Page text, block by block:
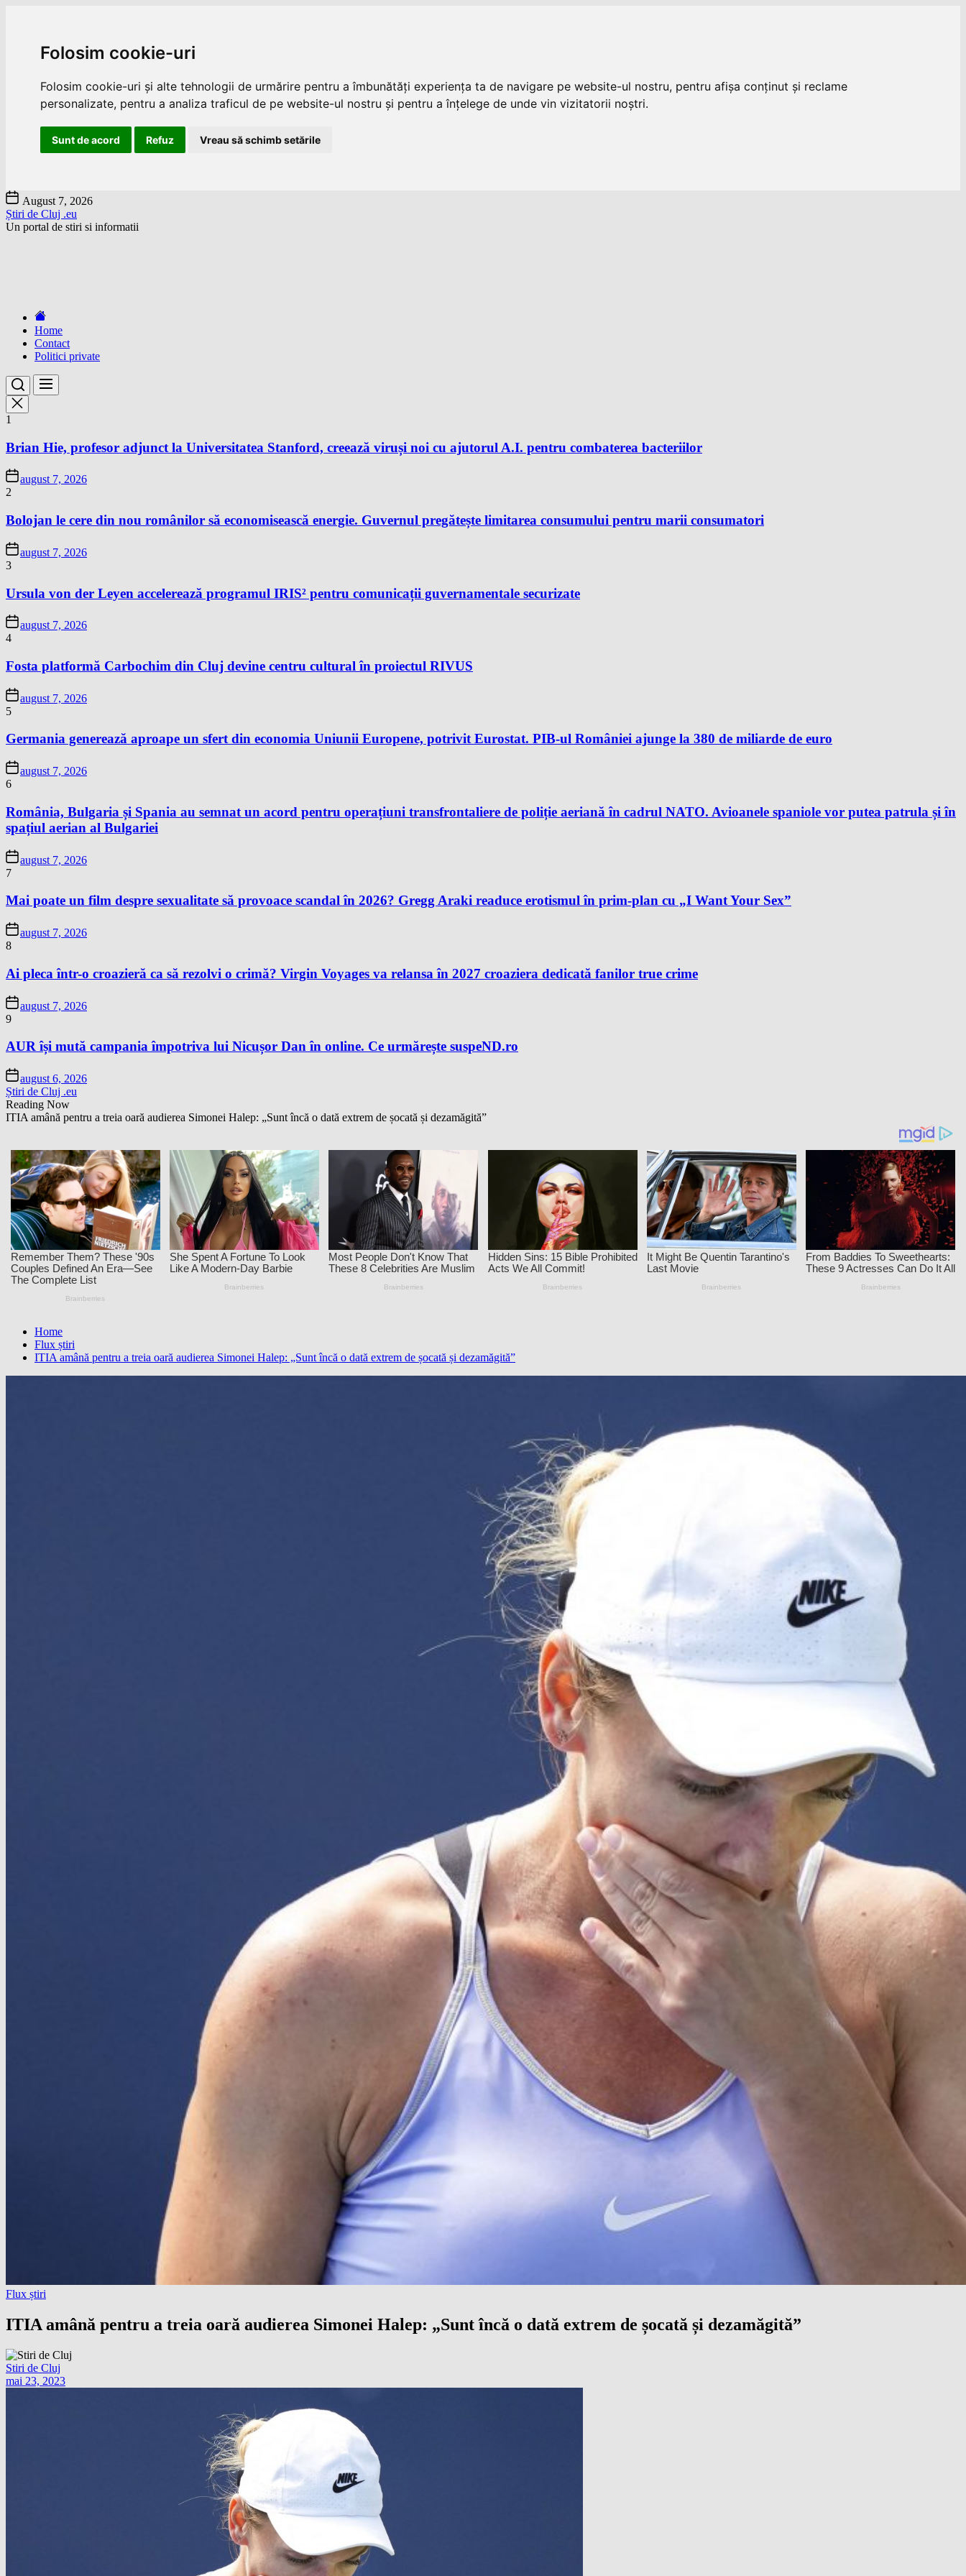
Folosim cookie-uri
Folosim cookie-uri și alte tehnologii de urmărire pentru a îmbunătăți experiența ta de navigare pe website-ul nostru, pentru afișa conținut și reclame
personalizate, pentru a analiza traficul de pe website-ul nostru și pentru a înțelege de unde vin vizitatorii noștri.
Sunt de acord Refuz Vreau să schimb setările
Skip
to
the
content
August 7, 2026
Știri de Cluj .eu
Un portal de stiri si informatii
Home
Contact
Politici private
1
Brian Hie, profesor adjunct la Universitatea Stanford, creează viruși noi cu ajutorul A.I. pentru combaterea bacteriilor
august 7, 2026
2
Bolojan le cere din nou românilor să economisească energie. Guvernul pregătește limitarea consumului pentru marii consumatori
august 7, 2026
3
Ursula von der Leyen accelerează programul IRIS² pentru comunicații guvernamentale securizate
august 7, 2026
4
Fosta platformă Carbochim din Cluj devine centru cultural în proiectul RIVUS
august 7, 2026
5
Germania generează aproape un sfert din economia Uniunii Europene, potrivit Eurostat. PIB-ul României ajunge la 380 de miliarde de euro
august 7, 2026
6
România, Bulgaria și Spania au semnat un acord pentru operațiuni transfrontaliere de poliție aeriană în cadrul NATO. Avioanele spaniole vor putea patrula și în
spațiul aerian al Bulgariei
august 7, 2026
7
Mai poate un film despre sexualitate să provoace scandal în 2026? Gregg Araki readuce erotismul în prim-plan cu „I Want Your Sex”
august 7, 2026
8
Ai pleca într-o croazieră ca să rezolvi o crimă? Virgin Voyages va relansa în 2027 croaziera dedicată fanilor true crime
august 7, 2026
9
AUR își mută campania împotriva lui Nicușor Dan în online. Ce urmărește suspeND.ro
august 6, 2026
Știri de Cluj .eu
Reading Now
ITIA amână pentru a treia oară audierea Simonei Halep: „Sunt încă o dată extrem de șocată și dezamăgită”
Home
Flux știri
ITIA amână pentru a treia oară audierea Simonei Halep: „Sunt încă o dată extrem de șocată și dezamăgită”
Flux știri
ITIA amână pentru a treia oară audierea Simonei Halep: „Sunt încă o dată extrem de șocată și dezamăgită”
Stiri de Cluj
mai 23, 2023